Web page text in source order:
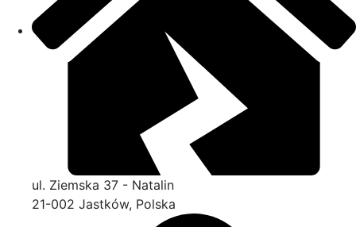
ul. Ziemska 37 - Natalin
21-002 Jastków, Polska